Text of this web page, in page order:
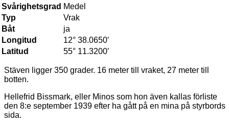
Svårighetsgrad Medel
Typ
Vrak
Båt
ja
Longitud
12° 38.0650′
Latitud
55° 11.3200′
Stäven ligger 350 grader. 16 meter till vraket, 27 meter till
botten.
Hellefrid Bissmark, eller Minos som hon även kallas förliste
den 8:e september 1939 efter ha gått på en mina på styrbords
sida.